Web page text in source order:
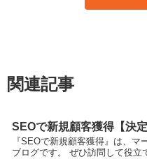
関連記事
SEOで新規顧客獲得【決定
『SEOで新規顧客獲得』は、
ブログです。 ぜひ訪問して役